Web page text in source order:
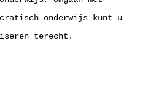
onderwijs kunt u
terecht.